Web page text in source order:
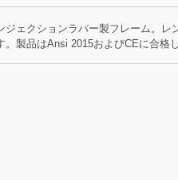
ェクションラバー製フレーム。レ
製品はAnsi 2015およびCEに合格し